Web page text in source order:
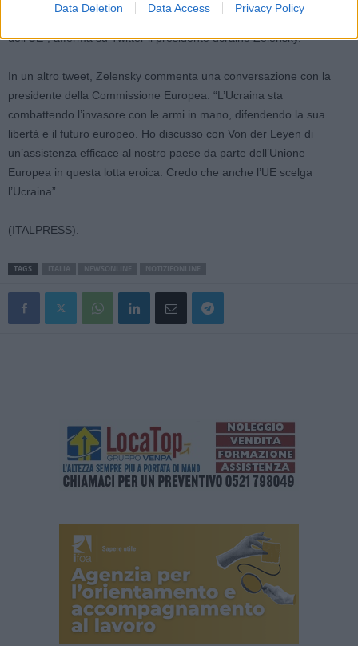
Data Deletion Data Access Privacy Policy
fornitura di assistenza di difesa. L’Ucraina deve entrare a far parte
dell’UE”, afferma su Twitter il presidente ucraino Zelensky.
In un altro tweet, Zelensky commenta una conversazione con la
presidente della Commissione Europea: “L’Ucraina sta
combattendo l’invasore con le armi in mano, difendendo la sua
libertà e il futuro europeo. Ho discusso con Von der Leyen di
un’assistenza efficace al nostro paese da parte dell’Unione
Europea in questa lotta eroica. Credo che anche l’UE scelga
l’Ucraina”.
(ITALPRESS).
TAGS